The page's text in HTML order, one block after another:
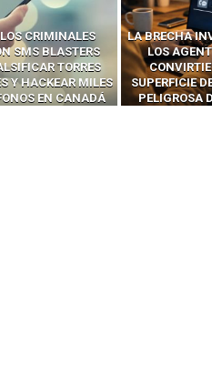
INVISIBLE: CÓMO
DE IA SE
EN LA
DE ATAQUE MÁS
DE 2025–2026
OLVIDA
ATAQUES